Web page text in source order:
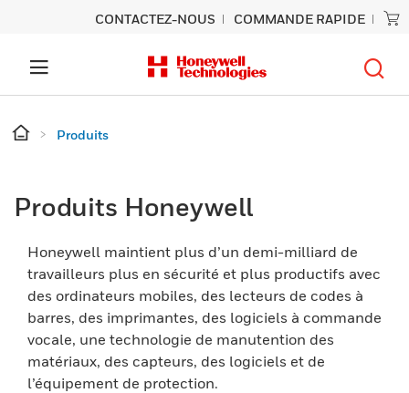
CONTACTEZ-NOUS COMMANDE RAPIDE
Produits
Produits Honeywell
Honeywell maintient plus d’un demi-milliard de
travailleurs plus en sécurité et plus productifs avec
des ordinateurs mobiles, des lecteurs de codes à
barres, des imprimantes, des logiciels à commande
vocale, une technologie de manutention des
matériaux, des capteurs, des logiciels et de
l’équipement de protection.